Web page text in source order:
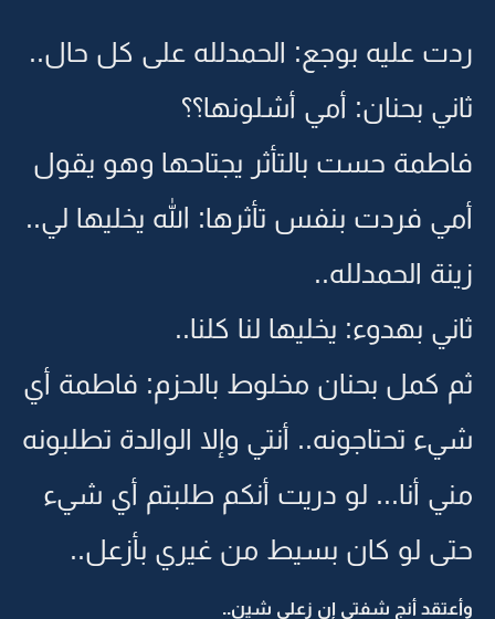
ردت عليه بوجع: الحمدلله على كل حال..
ثاني بحنان: أمي أشلونها؟؟
فاطمة حست بالتأثر يجتاحها وهو يقول
أمي فردت بنفس تأثرها: الله يخليها لي..
زينة الحمدلله..
ثاني بهدوء: يخليها لنا كلنا..
ثم كمل بحنان مخلوط بالحزم: فاطمة أي
شيء تحتاجونه.. أنتي وإلا الوالدة تطلبونه
مني أنا... لو دريت أنكم طلبتم أي شيء
حتى لو كان بسيط من غيري بأزعل..
وأعتقد أنج شفتي إن زعلي شين..